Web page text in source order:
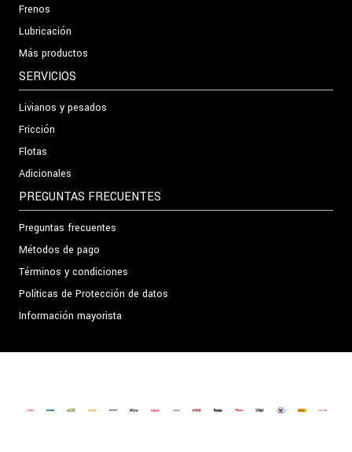
Frenos
Lubricación
Más productos
SERVICIOS
Livianos y pesados
Fricción
Flotas
Adicionales
PREGUNTAS FRECUENTES
Preguntas frecuentes
Métodos de pago
Términos y condiciones
Políticas de Protección de datos
Información mayorista